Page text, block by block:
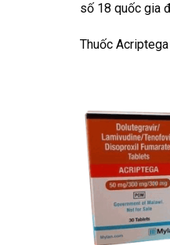
số 18 quốc gia
Thuốc